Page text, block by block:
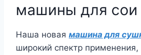
машины для сои
Наша новая машина для
широкий спектр применения,